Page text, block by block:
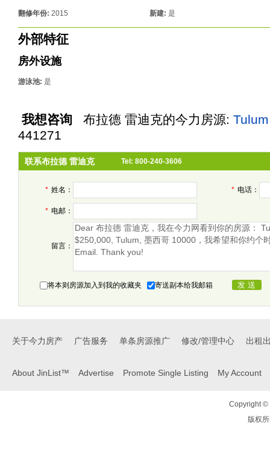
翻修年份: 2015 新建: 是
外部特征
房外设施
游泳池: 是
我想咨询 布拉德 雷迪克的今力房源:
441271
联系布拉德 雷迪克 Tel: 800-240-3606
* 姓名： * 电话：
* 电邮：
留言：
将本则房源加入到我的收藏夹 寄送副本给我邮箱
关于今力房产 广告服务 单条房源推广 修改/管理中心 出租
About JinList™ Advertise Promote Single Listing My Account
Copyright ©
版权